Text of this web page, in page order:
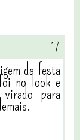
da festa
no look e
para